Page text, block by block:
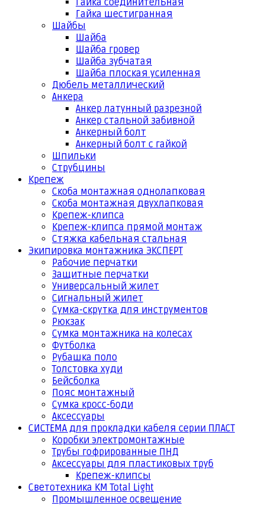
Гайка соединительная
Гайка шестигранная
Шайбы
Шайба
Шайба гровер
Шайба зубчатая
Шайба плоская усиленная
Дюбель металлический
Анкера
Анкер латунный разрезной
Анкер стальной забивной
Анкерный болт
Анкерный болт с гайкой
Шпильки
Струбцины
Крепеж
Скоба монтажная однолапковая
Скоба монтажная двухлапковая
Крепеж-клипса
Крепеж-клипса прямой монтаж
Стяжка кабельная стальная
Экипировка монтажника ЭКСПЕРТ
Рабочие перчатки
Защитные перчатки
Универсальный жилет
Сигнальный жилет
Сумка-скрутка для инструментов
Рюкзак
Сумка монтажника на колесах
Футболка
Рубашка поло
Толстовка худи
Бейсболка
Пояс монтажный
Сумка кросс-боди
Аксессуары
СИСТЕМА для прокладки кабеля серии ПЛАСТ
Коробки электромонтажные
Трубы гофрированные ПНД
Аксессуары для пластиковых труб
Крепеж-клипсы
Светотехника КМ Total Light
Промышленное освещение